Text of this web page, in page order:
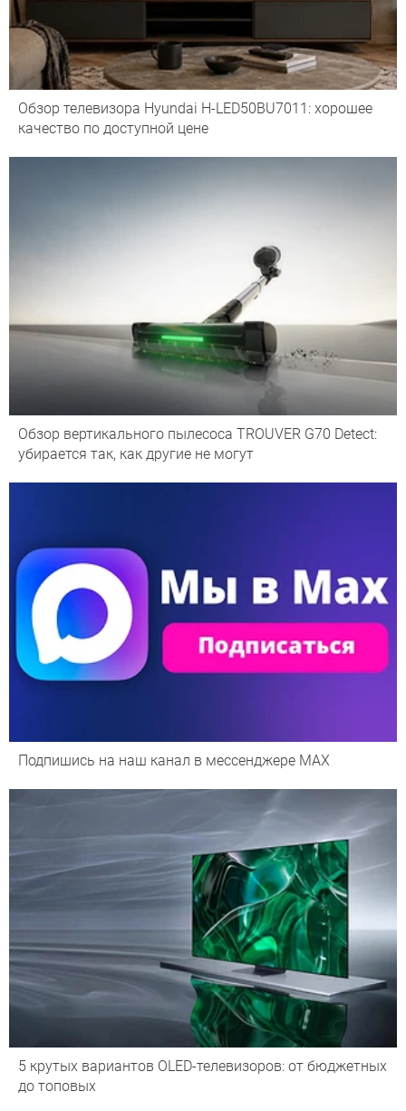
Обзор телевизора Hyundai H-LED50BU7011: хорошее
качество по доступной цене
Обзор вертикального пылесоса TROUVER G70 Detect:
убирается так, как другие не могут
Подпишись на наш канал в мессенджере МАХ
5 крутых вариантов OLED-телевизоров: от бюджетных
до топовых